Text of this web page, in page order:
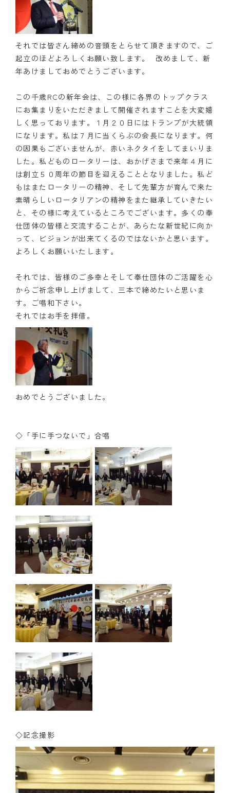
それでは皆さん締めの音頭をとらせて頂きますので、ご
起立のほどよろしくお願い致します。 改めまして、新
年あけましておめでとうございます。
この千歳RCの新年会は、この様に各界のトップクラス
にお集まりをいただきまして開催されますことを大変嬉
しく思っております。１月２０日にはトランプが大統領
になります。私は７月に当くらぶの会長になります。何
の因果もございませんが、赤いネクタイをしてまいりま
した。私どものロータリーは、おかげさまで来年４月に
は創立５０周年の節目を迎えることとなりました。私ど
もはまたロータリーの精神、そして先輩方が育んで来た
素晴らしいロータリアンの精神をまた継承していきたい
と、その様に考えているところでございます。多くの奉
仕団体の皆様と交流することが、あらたな新世紀に向か
って、ビジョンが出来てくるのではないかと思います。
よろしくお願いいたします。
それでは、皆様のご多幸とそして奉仕団体のご活躍を心
からご祈念申し上げまして、三本で締めたいと思いま
す。ご唱和下さい。
それではお手を拝借。
おめでとうございました。
◇「手に手つないで」合唱
◇記念撮影